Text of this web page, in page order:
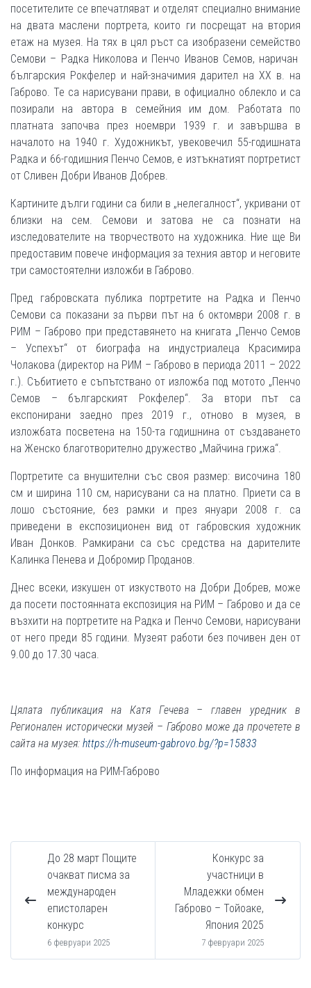
посетителите се впечатляват и отделят специално внимание
на двата маслени портрета, които ги посрещат на втория
етаж на музея. На тях в цял ръст са изобразени семейство
Семови – Радка Николова и Пенчо Иванов Семов, наричан
българския Рокфелер и най-значимия дарител на ХХ в. на
Габрово. Те са нарисувани прави, в официално облекло и са
позирали на автора в семейния им дом. Работата по
платната започва през ноември 1939 г. и завършва в
началото на 1940 г. Художникът, увековечил 55-годишната
Радка и 66-годишния Пенчо Семов, е изтъкнатият портретист
от Сливен Добри Иванов Добрев.
Картините дълги години са били в „нелегалност“, укривани от
близки на сем. Семови и затова не са познати на
изследователите на творчеството на художника. Ние ще Ви
предоставим повече информация за техния автор и неговите
три самостоятелни изложби в Габрово.
Пред габровската публика портретите на Радка и Пенчо
Семови са показани за първи път на 6 октомври 2008 г. в
РИМ – Габрово при представянето на книгата „Пенчо Семов
– Успехът“ от биографа на индустриалеца Красимира
Чолакова (директор на РИМ – Габрово в периода 2011 – 2022
г.). Събитието е съпътствано от изложба под мотото „Пенчо
Семов – българският Рокфелер“. За втори път са
експонирани заедно през 2019 г., отново в музея, в
изложбата посветена на 150-та годишнина от създаването
на Женско благотворително дружество „Майчина грижа“.
Портретите са внушителни със своя размер: височина 180
см и ширина 110 см, нарисувани са на платно. Приети са в
лошо състояние, без рамки и през януари 2008 г. са
приведени в експозиционен вид от габровския художник
Иван Донков. Рамкирани са със средства на дарителите
Калинка Пенева и Добромир Проданов.
Днес всеки, изкушен от изкуството на Добри Добрев, може
да посети постоянната експозиция на РИМ – Габрово и да се
възхити на портретите на Радка и Пенчо Семови, нарисувани
от него преди 85 години. Музеят работи без почивен ден от
9.00 до 17.30 часа.
Цялата публикация на Катя Гечева – главен уредник в
Регионален исторически музей – Габрово може да прочетете в
сайта на музея: https://h-museum-gabrovo.bg/?p=15833
По информация на РИМ-Габрово
До 28 март Пощите
очакват писма за
международен
епистоларен
конкурс
6 февруари 2025
Конкурс за
участници в
Младежки обмен
Габрово – Тойоаке,
Япония 2025
7 февруари 2025